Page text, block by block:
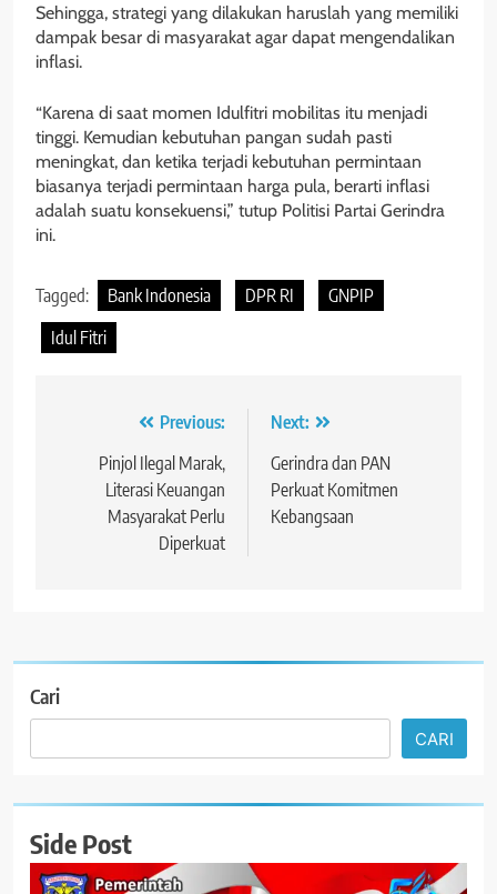
Sehingga, strategi yang dilakukan haruslah yang memiliki
dampak besar di masyarakat agar dapat mengendalikan
inflasi.
“Karena di saat momen Idulfitri mobilitas itu menjadi
tinggi. Kemudian kebutuhan pangan sudah pasti
meningkat, dan ketika terjadi kebutuhan permintaan
biasanya terjadi permintaan harga pula, berarti inflasi
adalah suatu konsekuensi,” tutup Politisi Partai Gerindra
ini.
Tagged: Bank Indonesia DPR RI
GNPIP
Idul Fitri
Navigasi Previous:
Pinjol Ilegal Marak,
Literasi Keuangan
Masyarakat Perlu
Diperkuat
Next:
Gerindra dan PAN
Perkuat Komitmen
Kebangsaan
Cari
CARI
Side Post